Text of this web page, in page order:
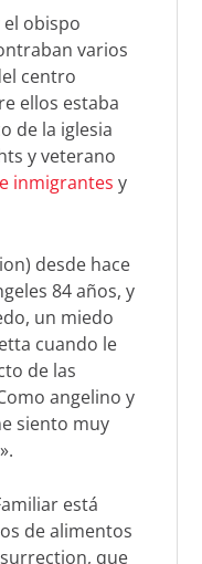
el obispo
varios
centro
ellos estaba
de la iglesia
y veterano
inmigrantes y
desde hace
84 años, y
un miedo
cuando le
de las
angelino y
siento muy
está
de alimentos
que